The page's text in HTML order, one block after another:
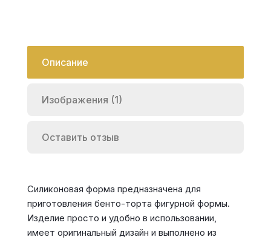
Описание
Изображения (1)
Оставить отзыв
Силиконовая форма предназначена для
приготовления бенто-торта фигурной формы.
Изделие просто и удобно в использовании,
имеет оригинальный дизайн и выполнено из